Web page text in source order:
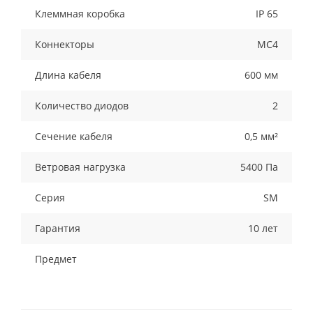
Клеммная коробка IP 65
Коннекторы MC4
Длина кабеля 600 мм
Количество диодов 2
Сечение кабеля 0,5 мм²
Ветровая нагрузка 5400 Па
Серия SM
Гарантия 10 лет
Предмет